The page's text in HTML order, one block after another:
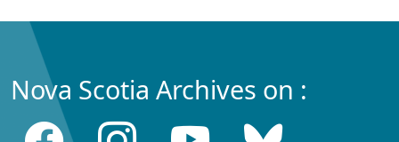
Nova Scotia Archives on :